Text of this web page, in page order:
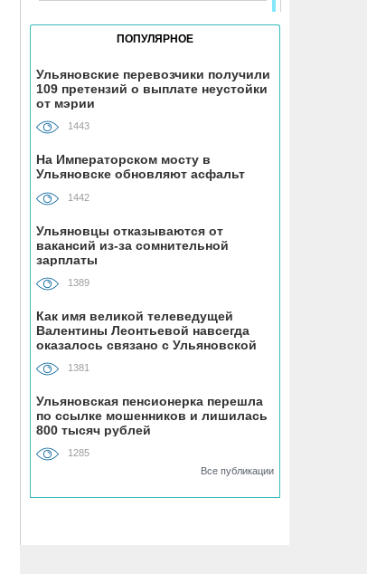
05.08, 16:17
Т2 перезапускает программу
абонентов других операторов
05.08, 16:01
оказалась в больнице после поездки
на мопеде
05.08, 15:49
Женщина на иномарке сбила
велосипедиста-нарушителя на улице
Промышленной в Ульяновске
05.08, 15:30
В Ульяновской областной больнице
установили оборудование почти за 20
05.08, 14:52
Мотоциклист без прав врезался в
припаркованный автомобиль на
ПОПУЛЯРНОЕ
Ульяновские перевозчики получили
109 претензий о выплате неустойки
от мэрии
1443
На Императорском мосту в
Ульяновске обновляют асфальт
1442
Ульяновцы отказываются от
вакансий из-за сомнительной
зарплаты
1389
Как имя великой телеведущей
Валентины Леонтьевой навсегда
оказалось связано с Ульяновской
областью
1381
Ульяновская пенсионерка перешла
по ссылке мошенников и лишилась
800 тысяч рублей
1285
Все публикации